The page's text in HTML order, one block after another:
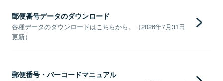
郵便番号データのダウンロード
各種データのダウンロードはこちらから。（2026年7月31日
更新）
郵便番号・バーコードマニュアル